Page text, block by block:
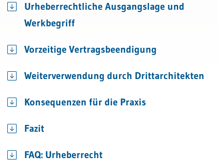
Urheberrechtliche Ausgangslage und
Werkbegriff
Vorzeitige Vertragsbeendigung
Weiterverwendung durch Drittarchitekten
Konsequenzen für die Praxis
Fazit
FAQ: Urheberrecht